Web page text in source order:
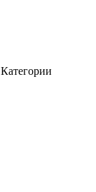
Категории